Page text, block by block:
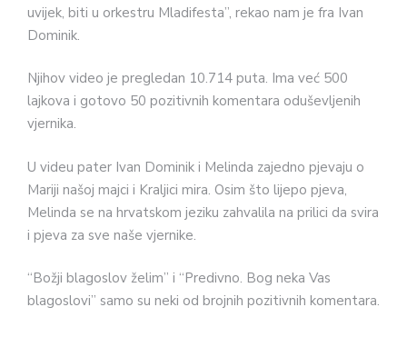
uvijek, biti u orkestru Mladifesta”, rekao nam je fra Ivan
Dominik.
Njihov video je pregledan 10.714 puta. Ima već 500
lajkova i gotovo 50 pozitivnih komentara oduševljenih
vjernika.
U videu pater Ivan Dominik i Melinda zajedno pjevaju o
Mariji našoj majci i Kraljici mira. Osim što lijepo pjeva,
Melinda se na hrvatskom jeziku zahvalila na prilici da svira
i pjeva za sve naše vjernike.
“Božji blagoslov želim” i “Predivno. Bog neka Vas
blagoslovi” samo su neki od brojnih pozitivnih komentara.